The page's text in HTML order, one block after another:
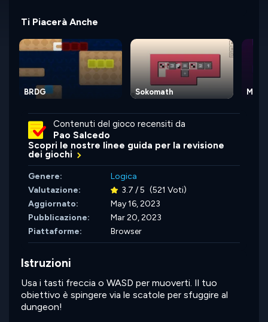
Ti Piacerà Anche
BRDG Sokomath
Contenuti del gioco recensiti da
Pao Salcedo
Scopri le nostre linee guida per la revisione
dei giochi
Genere:
Logica
Valutazione:
3.7 / 5 (521 Voti)
Aggiornato:
May 16, 2023
Pubblicazione:
Mar 20, 2023
Piattaforme:
Browser
Istruzioni
Usa i tasti freccia o WASD per muoverti. Il tuo
obiettivo è spingere via le scatole per sfuggire al
dungeon!